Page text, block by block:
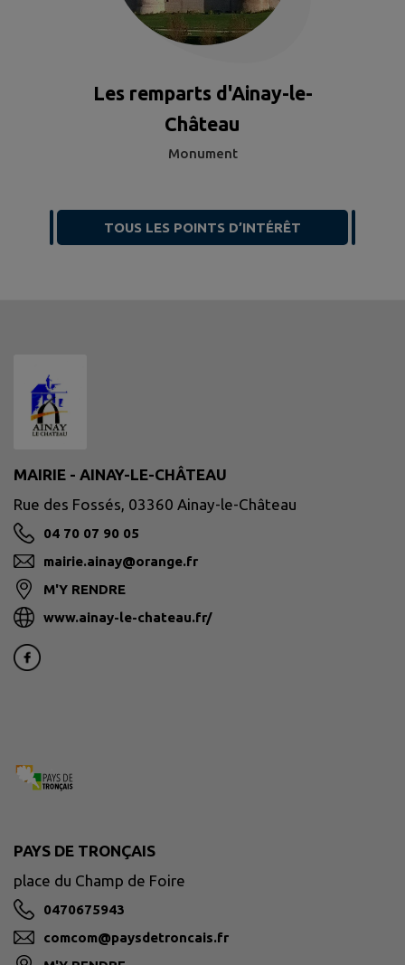
Les remparts d'Ainay-le-
Château
Monument
TOUS LES POINTS D’INTÉRÊT
MAIRIE - AINAY-LE-CHÂTEAU
Rue des Fossés, 03360 Ainay-le-Château
04 70 07 90 05
mairie.ainay@orange.fr
M'Y RENDRE
www.ainay-le-chateau.fr/
PAYS DE TRONÇAIS
place du Champ de Foire
0470675943
comcom@paysdetroncais.fr